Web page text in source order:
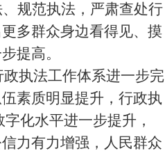
规范执法，严肃查处行
多群众身边看得见、摸
提高。
执法工作体系进一步完
素质明显提升，行政执
化水平进一步提升，
力有力增强，人民群众